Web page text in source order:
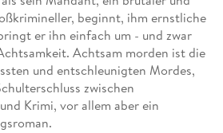
beginnt, ihm ernstliche
er ihn einfach um - und zwar
Achtsam morden ist die
und entschleunigten Mordes,
zwischen
Krimi, vor allem aber ein